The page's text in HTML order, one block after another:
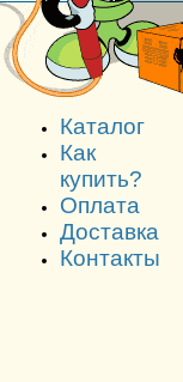
Каталог
Как
купить?
Оплата
Доставка
Контакты